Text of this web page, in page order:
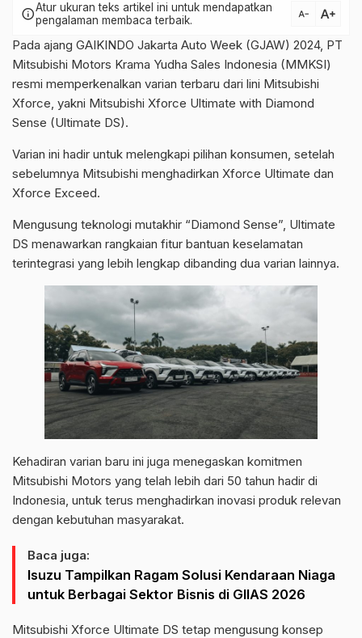
infoAtur ukuran teks artikel ini untuk mendapatkan
pengalaman membaca terbaik.
text_decrease text_increase
Pada ajang GAIKINDO Jakarta Auto Week (GJAW) 2024, PT
Mitsubishi Motors Krama Yudha Sales Indonesia (MMKSI)
resmi memperkenalkan varian terbaru dari lini Mitsubishi
Xforce, yakni Mitsubishi Xforce Ultimate with Diamond
Sense (Ultimate DS).
Varian ini hadir untuk melengkapi pilihan konsumen, setelah
sebelumnya Mitsubishi menghadirkan Xforce Ultimate dan
Xforce Exceed.
Mengusung teknologi mutakhir “Diamond Sense”, Ultimate
DS menawarkan rangkaian fitur bantuan keselamatan
terintegrasi yang lebih lengkap dibanding dua varian lainnya.
Kehadiran varian baru ini juga menegaskan komitmen
Mitsubishi Motors yang telah lebih dari 50 tahun hadir di
Indonesia, untuk terus menghadirkan inovasi produk relevan
dengan kebutuhan masyarakat.
Baca juga:
Isuzu Tampilkan Ragam Solusi Kendaraan Niaga
untuk Berbagai Sektor Bisnis di GIIAS 2026
Mitsubishi Xforce Ultimate DS tetap mengusung konsep